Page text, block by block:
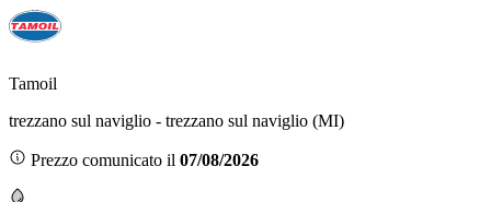
Tamoil
trezzano sul naviglio - trezzano sul naviglio (MI)
Prezzo comunicato il 07/08/2026